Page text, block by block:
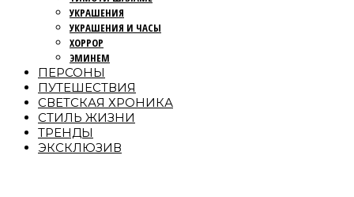
УКРАШЕНИЯ
УКРАШЕНИЯ И ЧАСЫ
ХОРРОР
ЭМИНЕМ
ПЕРСОНЫ
ПУТЕШЕСТВИЯ
СВЕТСКАЯ ХРОНИКА
СТИЛЬ ЖИЗНИ
ТРЕНДЫ
ЭКСКЛЮЗИВ